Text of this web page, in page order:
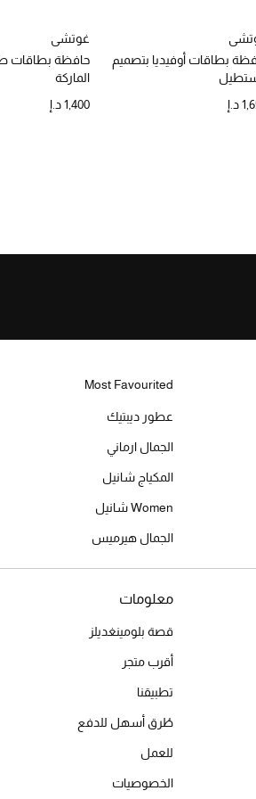
بطاقات أوفيديا بتصميم
د.إ
غوتشي
حافظة بطاقات
الماركة
1,400 د.إ
Most Favourited
عطور ديبتيك
الجمال ارماني
المكياج شانيل
Women شانيل
الجمال هيرميس
معلومات
قصة بلومينغديلز
أقرب متجر
تطبيقنا
طُرق أسهل للدفع
للعمل
الخصوصيات